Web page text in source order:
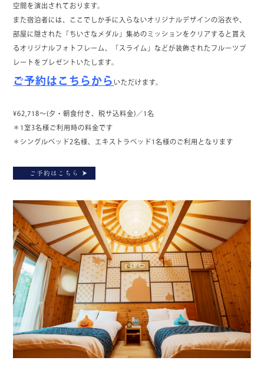
空間を演出されております。
また宿泊者には、ここでしか手に入らないオリジナルデザインの浴衣や、
部屋に隠された「ちいさなメダル」集めのミッションをクリアすると貰え
るオリジナルフォトフレーム、「スライム」などが装飾されたフルーツプ
レートをプレゼントいたします。
ご予約はこちらから いただけます。
¥62,718～(夕・朝食付き、税サ込料金)／1名
＊1室3名様ご利用時の料金です
＊シングルベッド2名様、エキストラベッド1名様のご利用となります
ご予約はこちら